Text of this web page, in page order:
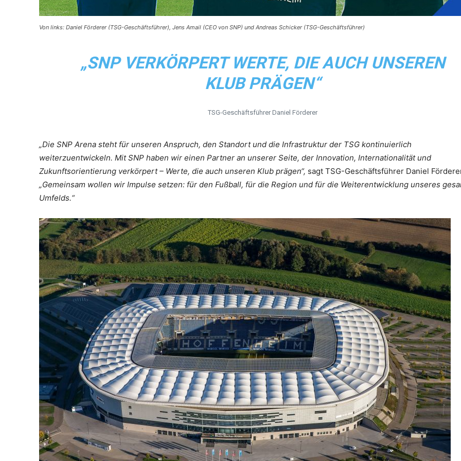
Von links: Daniel Förderer (TSG-Geschäftsführer), Jens Amail (CEO von SNP) und Andreas Schicker (TSG-Geschäftsführer)
„SNP VERKÖRPERT WERTE, DIE AUCH UNSEREN
KLUB PRÄGEN“
TSG-Geschäftsführer Daniel Förderer
„Die SNP Arena steht für unseren Anspruch, den Standort und die Infrastruktur der TSG kontinuierlich
weiterzuentwickeln. Mit SNP haben wir einen Partner an unserer Seite, der Innovation, Internationalität und
Zukunftsorientierung verkörpert – Werte, die auch unseren Klub prägen“, sagt TSG-Geschäftsführer Daniel
„Gemeinsam wollen wir Impulse setzen: für den Fußball, für die Region und für die Weiterentwicklung unseres
Umfelds.“